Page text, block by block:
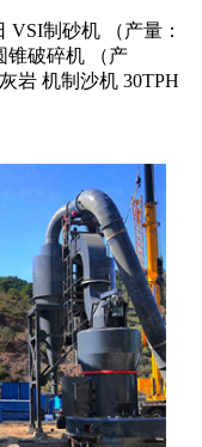
VSI制砂机 （产量：
锥破碎机 （产
岩 机制沙机 30TPH